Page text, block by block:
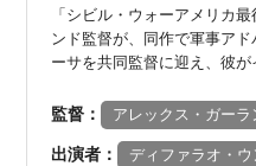
「シビル・ウォーアメリカ
ンド監督が、同作で軍事ア
ーサを共同監督に迎え、彼が
監督： アレックス・ガーラ
出演者：
ディファラオ・